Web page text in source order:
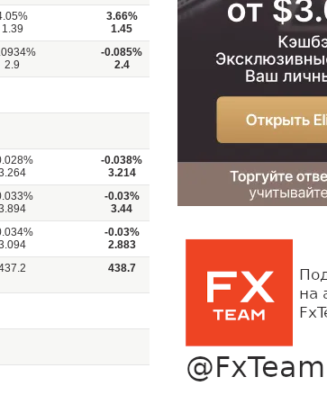
1.39
3.66%
1.45
2.9
-0.085%
2.4
-0.038%
3.214
-0.03%
3.44
-0.03%
2.883
438.7